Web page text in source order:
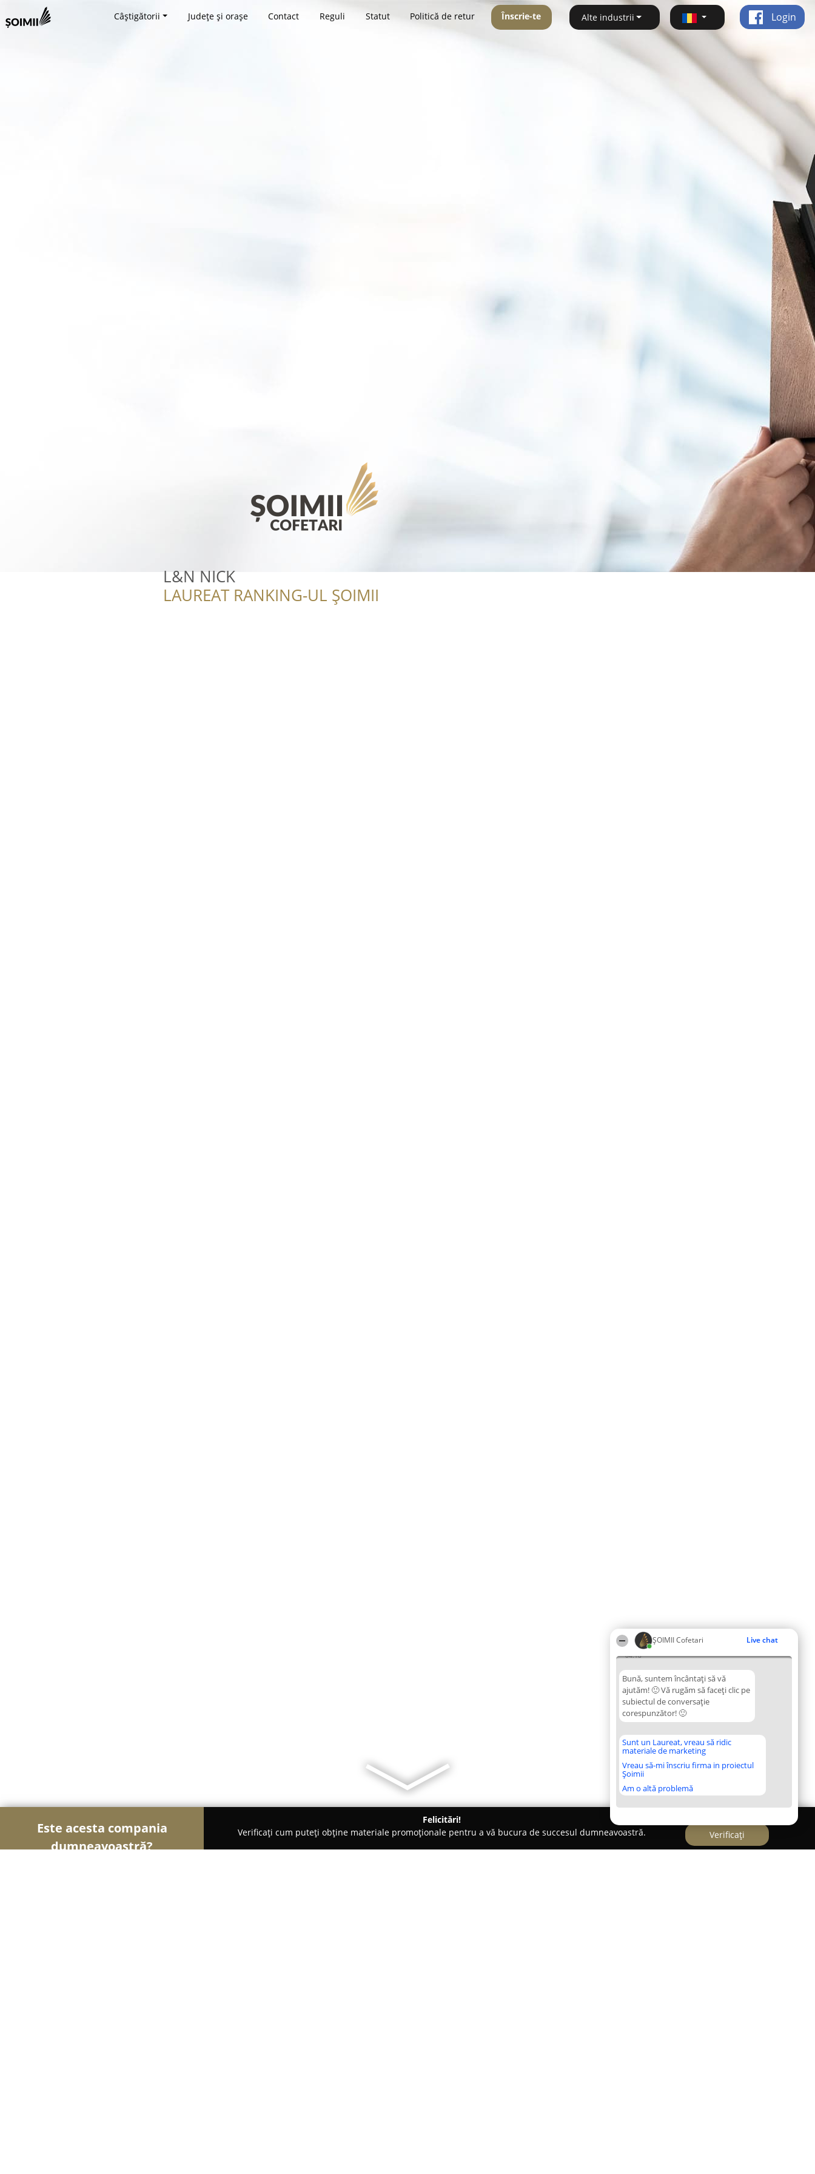
ȘOIMII Cofetari Live chat
04:18
Bună, suntem încântați să vă
ajutăm! 🙂 Vă rugăm să faceți clic pe
subiectul de conversație
corespunzător! 🙂
Sunt un Laureat, vreau să ridic
materiale de marketing
Vreau să-mi înscriu firma in proiectul
Șoimii
Am o altă problemă
Câștigătorii Județe și orașe Contact Reguli Statut Politică de retur Înscrie-te Alte industrii Login
L&N NICK
LAUREAT RANKING-UL ȘOIMII
Este acesta compania
dumneavoastră?
Felicitări!
Verificați cum puteți obține materiale promoționale pentru a vă bucura de succesul dumneavoastră.
Verificați